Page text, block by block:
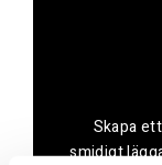
Skapa
smidigt